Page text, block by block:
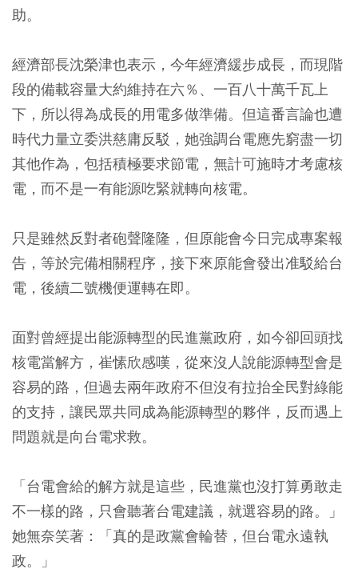
助。
經濟部長沈榮津也表示，今年經濟緩步成長，而現階
段的備載容量大約維持在六％、一百八十萬千瓦上
下，所以得為成長的用電多做準備。但這番言論也遭
時代力量立委洪慈庸反駁，她強調台電應先窮盡一切
其他作為，包括積極要求節電，無計可施時才考慮核
電，而不是一有能源吃緊就轉向核電。
只是雖然反對者砲聲隆隆，但原能會今日完成專案報
告，等於完備相關程序，接下來原能會發出准駁給台
電，後續二號機便運轉在即。
面對曾經提出能源轉型的民進黨政府，如今卻回頭找
核電當解方，崔愫欣感嘆，從來沒人說能源轉型會是
容易的路，但過去兩年政府不但沒有拉抬全民對綠能
的支持，讓民眾共同成為能源轉型的夥伴，反而遇上
問題就是向台電求救。
「台電會給的解方就是這些，民進黨也沒打算勇敢走
不一樣的路，只會聽著台電建議，就選容易的路。」
她無奈笑著：「真的是政黨會輪替，但台電永遠執
政。」